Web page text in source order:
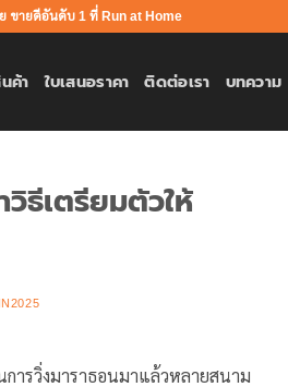
ขายดีอันดับ 1 ที่ Run at Home
ค้า ใบเสนอราคา ติดต่อเรา บทความ
ธีเตรียมตัวให้
ารวิ่งมาราธอนมาแล้วหลายสนาม